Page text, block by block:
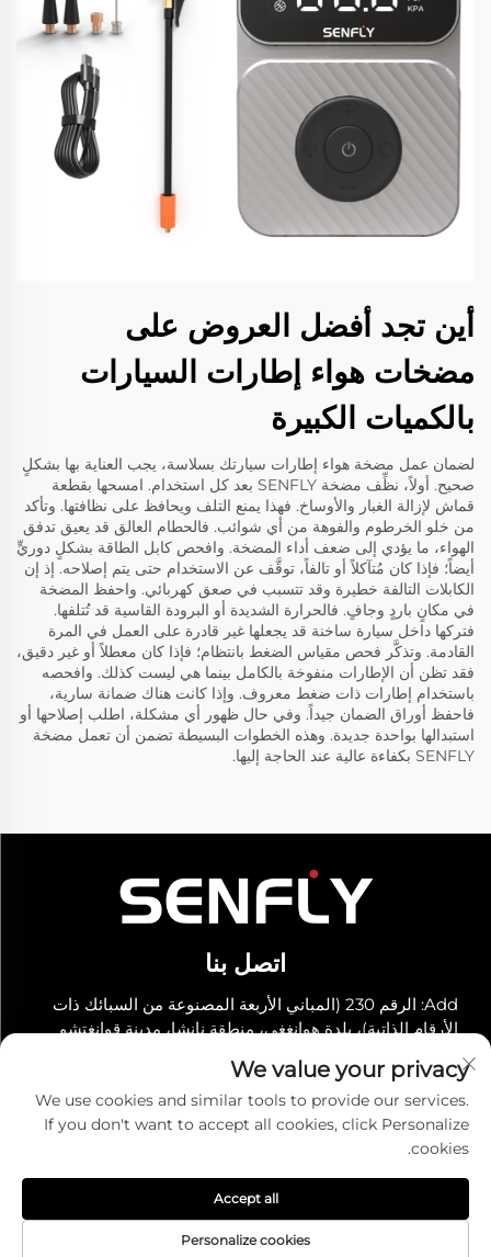
أين تجد أفضل العروض على
مضخات هواء إطارات السيارات
بالكميات الكبيرة
لضمان عمل مضخة هواء إطارات سيارتك بسلاسة، يجب العناية بها بشكلٍ
صحيح. أولاً، نظِّف مضخة SENFLY بعد كل استخدام. امسحها بقطعة
قماش لإزالة الغبار والأوساخ. فهذا يمنع التلف ويحافظ على نظافتها. وتأكد
من خلو الخرطوم والفوهة من أي شوائب. فالحطام العالق قد يعيق تدفق
الهواء، ما يؤدي إلى ضعف أداء المضخة. وافحص كابل الطاقة بشكلٍ دوريٍّ
أيضاً؛ فإذا كان مُتآكلاً أو تالفاً، توقَّف عن الاستخدام حتى يتم إصلاحه. إذ إن
الكابلات التالفة خطيرة وقد تتسبب في صعق كهربائي. واحفظ المضخة
في مكانٍ باردٍ وجافٍ. فالحرارة الشديدة أو البرودة القاسية قد تُتلفها.
فتركها داخل سيارة ساخنة قد يجعلها غير قادرة على العمل في المرة
القادمة. وتذكَّر فحص مقياس الضغط بانتظام؛ فإذا كان معطلاً أو غير دقيق،
فقد تظن أن الإطارات منفوخة بالكامل بينما هي ليست كذلك. وافحصه
باستخدام إطارات ذات ضغط معروف. وإذا كانت هناك ضمانة سارية،
فاحفظ أوراق الضمان جيداً. وفي حال ظهور أي مشكلة، اطلب إصلاحها أو
استبدالها بواحدة جديدة. وهذه الخطوات البسيطة تضمن أن تعمل مضخة
SENFLY بكفاءة عالية عند الحاجة إليها.
اتصل بنا
Add: الرقم 230 (المباني الأربعة المصنوعة من السبائك ذات
الأرقام الذاتية)، بلدة هوانغغي، منطقة نانشا، مدينة قوانغتشو
هاتف:+86-19966289968
البريد الإلكتروني: [email protected]
الحقوق محفوظة -سياسة الخصوصية
We value your privacy
We use cookies and similar tools to provide our services.
If you don't want to accept all cookies, click Personalize
cookies.
Personalize cookies
Accept all